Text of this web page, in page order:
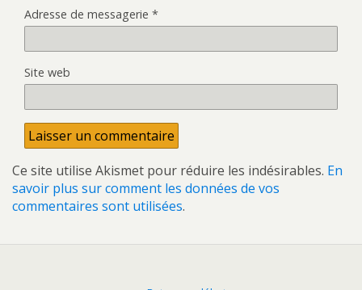
Adresse de messagerie *
Site web
Ce site utilise Akismet pour réduire les indésirables. En
savoir plus sur comment les données de vos
commentaires sont utilisées.